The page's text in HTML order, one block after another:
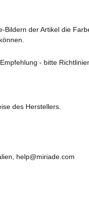
Bildern der Artikel die
- bitte
des Herstellers.
help@miriade.com